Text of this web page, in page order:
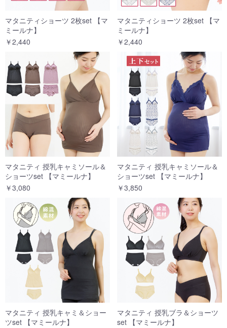
マタニティショーツ 2枚set 【マ
ミールナ】
￥2,440
マタニティショーツ 2枚set 【マ
ミールナ】
￥2,440
マタニティ 授乳キャミソール＆
ショーツset 【マミールナ】
￥3,080
マタニティ 授乳キャミソール＆
ショーツset 【マミールナ】
￥3,850
マタニティ 授乳キャミ＆ショー
ツset 【マミールナ】
マタニティ 授乳ブラ＆ショーツ
set 【マミールナ】